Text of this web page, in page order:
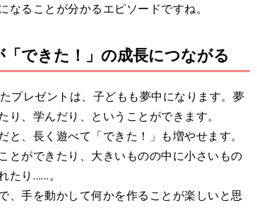
ることが分かるエピソードですね。
できた！」の成長につながる
プレゼントは、子どもも夢中になります。夢
、学んだり、ということができます。
、長く遊べて「できた！」も増やせます。
とができたり、大きいものの中に小さいもの
たり……。
、手を動かして何かを作ることが楽しいと思